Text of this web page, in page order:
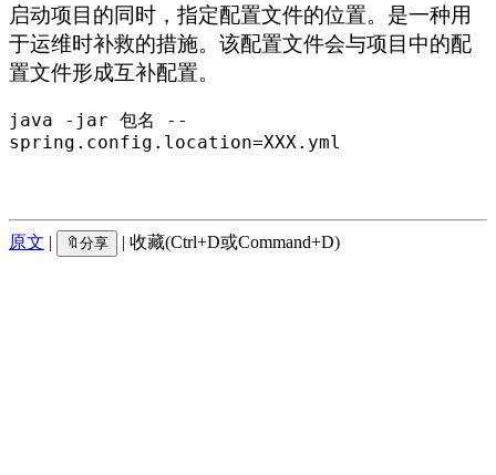
启动项目的同时，指定配置文件的位置。是一种用
于运维时补救的措施。该配置文件会与项目中的配
置文件形成互补配置。
java -jar 包名 --
spring.config.location=XXX.yml
原文 | 🔖分享 | 收藏(Ctrl+D或Command+D)